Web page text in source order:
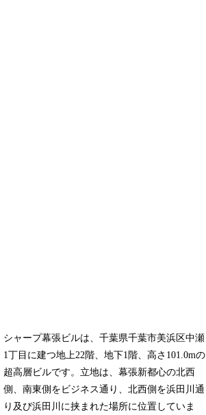
シャープ幕張ビルは、千葉県千葉市美浜区中瀬
1丁目に建つ地上22階、地下1階、高さ101.0mの
超高層ビルです。立地は、幕張新都心の北西
側、南東側をビジネス通り、北西側を浜田川通
り及び浜田川に挟まれた場所に位置していま